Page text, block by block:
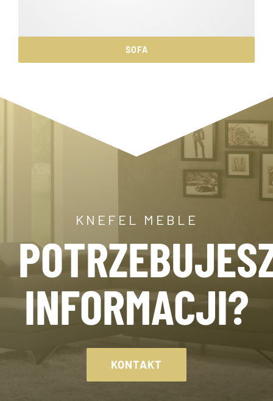
SOFA
KNEFEL MEBLE
INFORMACJI?
KONTAKT